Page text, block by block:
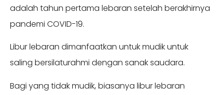
adalah tahun pertama lebaran setelah berakhirnya
pandemi COVID-19.
Libur lebaran dimanfaatkan untuk mudik untuk
saling bersilaturahmi dengan sanak saudara.
Bagi yang tidak mudik, biasanya libur lebaran